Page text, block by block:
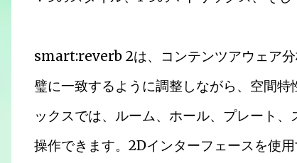
smart:reverb 2は、コンテンツアウェア
璧に一致するように調整しながら、空間
ックスでは、ルーム、ホール、プレート
操作できます。2Dインターフェースを使